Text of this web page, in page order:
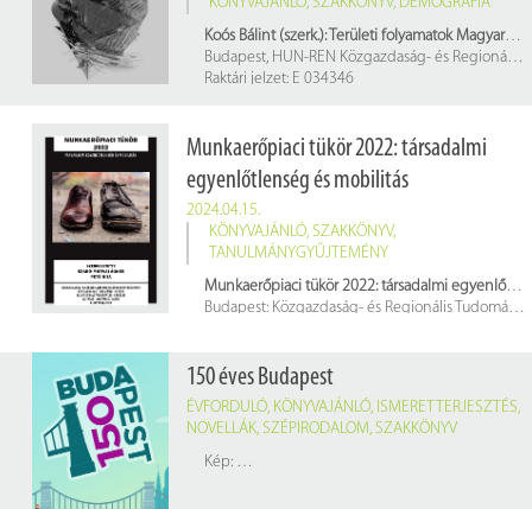
Koós Bálint (szerk.): Területi folyamatok Magyarországon, 2021–2023
Budapest, HUN-REN Közgazdaság- és Regionális Tudományi Kutatóközpont, Regionális Kutatások Intézete, 2024. 352 p.
Raktári jelzet: E 034346
Munkaerőpiaci tükör 2022: társadalmi
egyenlőtlenség és mobilitás
2024.04.15.
KÖNYVAJÁNLÓ, SZAKKÖNYV,
TANULMÁNYGYŰJTEMÉNY
Munkaerőpiaci tükör 2022: társadalmi egyenlőtlenség és mobilitás
Budapest: Közgazdaság- és Regionális Tudományi Kutatóközpont Közgazdaság-tudományi Intézet, 2023. 350 p.
150 éves Budapest
ÉVFORDULÓ, KÖNYVAJÁNLÓ, ISMERETTERJESZTÉS,
NOVELLÁK, SZÉPIRODALOM, SZAKKÖNYV
Kép:
https://budapest150.wordpress.com/